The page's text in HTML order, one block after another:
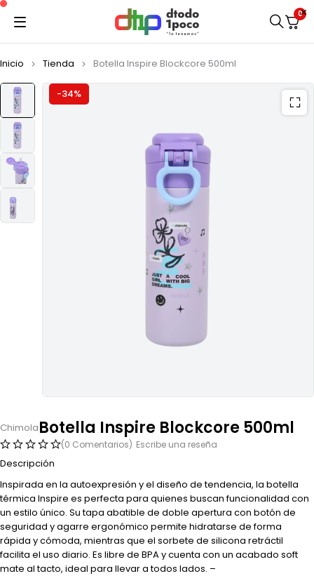
0
Inicio Tienda Botella Inspire Blockcore 500ml
-34%
ChimolaBotella Inspire Blockcore 500ml
(0 Comentarios) Escribe una reseña
Descripción
Inspirada en la autoexpresión y el diseño de tendencia, la botella
térmica Inspire es perfecta para quienes buscan funcionalidad con
un estilo único. Su tapa abatible de doble apertura con botón de
seguridad y agarre ergonómico permite hidratarse de forma
rápida y cómoda, mientras que el sorbete de silicona retráctil
facilita el uso diario. Es libre de BPA y cuenta con un acabado soft
mate al tacto, ideal para llevar a todos lados. –